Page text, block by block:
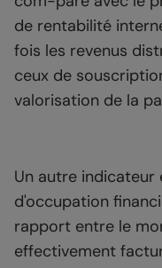
de rentabilité
fois les revenus
ceux de
valorisation de la
Un autre indicateur
d'occupation
rapport entre le
effectivement